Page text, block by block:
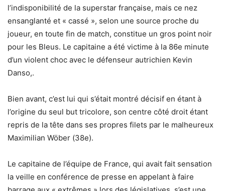
l’indisponibilité de la superstar française, mais ce nez
ensanglanté et « cassé », selon une source proche du
joueur, en toute fin de match, constitue un gros point noir
pour les Bleus. Le capitaine a été victime à la 86e minute
d’un violent choc avec le défenseur autrichien Kevin
Danso,.
Bien avant, c’est lui qui s’était montré décisif en étant à
l’origine du seul but tricolore, son centre côté droit étant
repris de la tête dans ses propres filets par le malheureux
Maximilian Wöber (38e).
Le capitaine de l’équipe de France, qui avait fait sensation
la veille en conférence de presse en appelant à faire